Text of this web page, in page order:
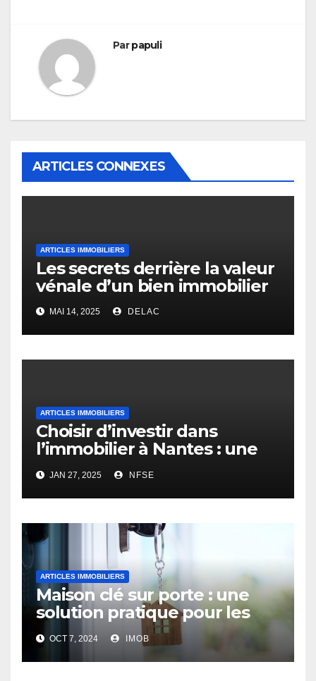
Parpapuli
ARTICLES CONNEXES
ARTICLES IMMOBILIERS
Les secrets derrière la valeur
vénale d’un bien immobilier
MAI 14, 2025 DELAC
ARTICLES IMMOBILIERS
Choisir d’investir dans
l’immobilier à Nantes : une
opportunité rentable
JAN 27, 2025 NFSE
ARTICLES IMMOBILIERS
Maison clé sur porte : une
solution pratique pour les
futurs propriétaires
OCT 7, 2024 IMOB